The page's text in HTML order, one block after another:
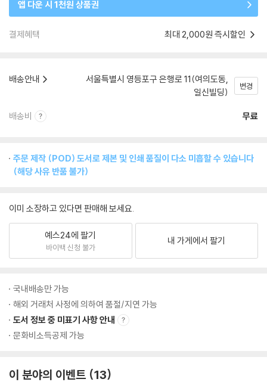
앱 다운 시 1천원 상품권
결제혜택 최대 2,000원 즉시할인
배송안내
서울특별시 영등포구 은행로 11(여의도동,
일신빌딩)
변경
배송비 무료
주문 제작 (POD) 도서로 제본 및 인쇄 품질이 다소 미흡할 수 있습니다
(해당 사유 반품 불가)
이미 소장하고 있다면 판매해 보세요.
예스24에 팔기
바이백 신청 불가
내 가게에서 팔기
국내배송만 가능
해외 거래처 사정에 의하여 품절/지연 가능
도서 정보 중 미표기 사항 안내
문화비소득공제 가능
이 분야의 이벤트 13